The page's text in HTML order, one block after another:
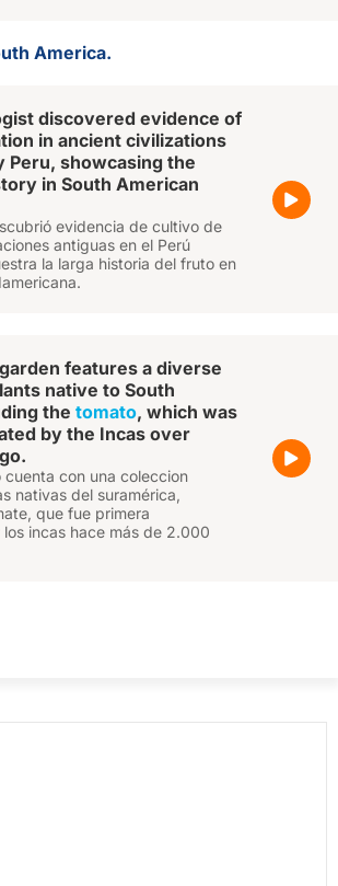
America.
discovered evidence of
in ancient civilizations
Peru, showcasing the
in South American
evidencia de cultivo de
antiguas en el Perú
la larga historia del fruto en
features a diverse
native to South
the tomato, which was
by the Incas over
cuenta con una coleccion
nativas del suramérica,
que fue primera
incas hace más de 2.000